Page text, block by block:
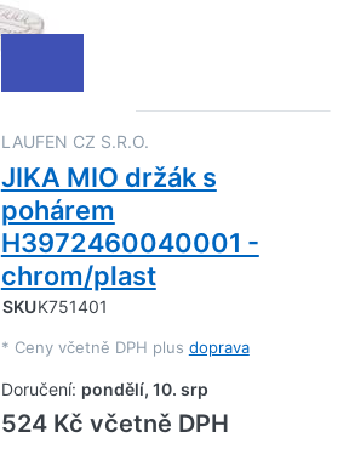
LAUFEN CZ S.R.O.
JIKA MIO držák s
pohárem
H3972460040001 -
chrom/plast
SKUK751401
* Ceny včetně DPH plus doprava
Doručení: pondělí, 10. srp
524 Kč včetně DPH